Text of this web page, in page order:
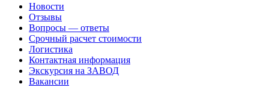
Новости
Отзывы
Вопросы — ответы
Срочный расчет стоимости
Логистика
Контактная информация
Экскурсия на ЗАВОД
Вакансии